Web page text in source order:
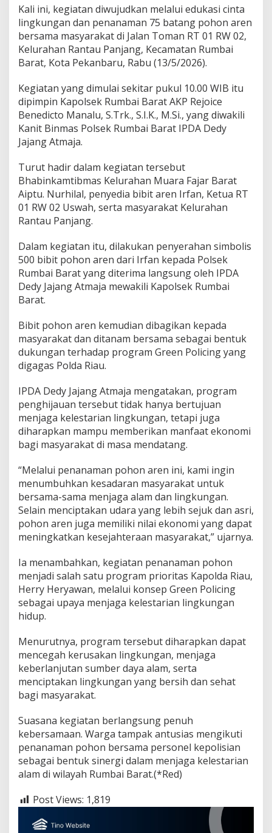
a
L
i
n
g
u
n
g
a
n
a
t
A
k
s
i
e
n
g
h
i
u
a
n
Kali ini, kegiatan diwujudkan melalui edukasi cinta
lingkungan dan penanaman 75 batang pohon aren
bersama masyarakat di Jalan Toman RT 01 RW 02,
Kelurahan Rantau Panjang, Kecamatan Rumbai
Barat, Kota Pekanbaru, Rabu (13/5/2026).
Kegiatan yang dimulai sekitar pukul 10.00 WIB itu
dipimpin Kapolsek Rumbai Barat AKP Rejoice
Benedicto Manalu, S.Trk., S.I.K., M.Si., yang diwakili
Kanit Binmas Polsek Rumbai Barat IPDA Dedy
Jajang Atmaja.
Turut hadir dalam kegiatan tersebut
Bhabinkamtibmas Kelurahan Muara Fajar Barat
Aiptu. Nurhilal, penyedia bibit aren Irfan, Ketua RT
01 RW 02 Uswah, serta masyarakat Kelurahan
Rantau Panjang.
Dalam kegiatan itu, dilakukan penyerahan simbolis
500 bibit pohon aren dari Irfan kepada Polsek
Rumbai Barat yang diterima langsung oleh IPDA
Dedy Jajang Atmaja mewakili Kapolsek Rumbai
Barat.
Bibit pohon aren kemudian dibagikan kepada
masyarakat dan ditanam bersama sebagai bentuk
dukungan terhadap program Green Policing yang
digagas Polda Riau.
IPDA Dedy Jajang Atmaja mengatakan, program
penghijauan tersebut tidak hanya bertujuan
menjaga kelestarian lingkungan, tetapi juga
diharapkan mampu memberikan manfaat ekonomi
bagi masyarakat di masa mendatang.
“Melalui penanaman pohon aren ini, kami ingin
menumbuhkan kesadaran masyarakat untuk
bersama-sama menjaga alam dan lingkungan.
Selain menciptakan udara yang lebih sejuk dan asri,
pohon aren juga memiliki nilai ekonomi yang dapat
meningkatkan kesejahteraan masyarakat,” ujarnya.
Ia menambahkan, kegiatan penanaman pohon
menjadi salah satu program prioritas Kapolda Riau,
Herry Heryawan, melalui konsep Green Policing
sebagai upaya menjaga kelestarian lingkungan
hidup.
Menurutnya, program tersebut diharapkan dapat
mencegah kerusakan lingkungan, menjaga
keberlanjutan sumber daya alam, serta
menciptakan lingkungan yang bersih dan sehat
bagi masyarakat.
Suasana kegiatan berlangsung penuh
kebersamaan. Warga tampak antusias mengikuti
penanaman pohon bersama personel kepolisian
sebagai bentuk sinergi dalam menjaga kelestarian
alam di wilayah Rumbai Barat.(*Red)
Post Views: 1,819